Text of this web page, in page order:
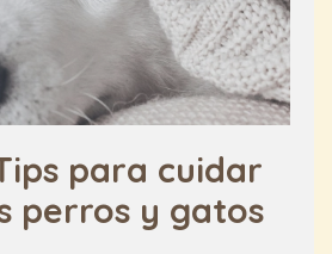
para cuidar
perros y gatos